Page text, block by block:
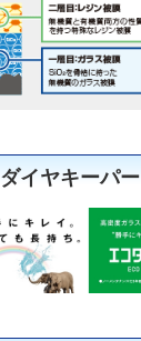
イヤキーパー